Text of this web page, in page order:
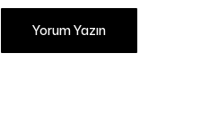
Yorum Yazın